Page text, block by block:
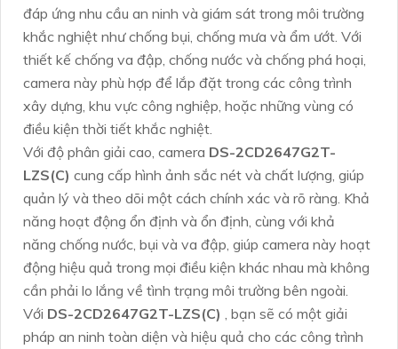
đáp ứng nhu cầu an ninh và giám sát trong môi trường
khắc nghiệt như chống bụi, chống mưa và ẩm ướt. Với
thiết kế chống va đập, chống nước và chống phá hoại,
camera này phù hợp để lắp đặt trong các công trình
xây dựng, khu vực công nghiệp, hoặc những vùng có
điều kiện thời tiết khắc nghiệt.
Với độ phân giải cao, camera DS-2CD2647G2T-
LZS(C) cung cấp hình ảnh sắc nét và chất lượng, giúp
quản lý và theo dõi một cách chính xác và rõ ràng. Khả
năng hoạt động ổn định và ổn định, cùng với khả
năng chống nước, bụi và va đập, giúp camera này hoạt
động hiệu quả trong mọi điều kiện khác nhau mà không
cần phải lo lắng về tình trạng môi trường bên ngoài.
Với DS-2CD2647G2T-LZS(C)
, bạn sẽ có một giải
pháp an ninh toàn diện và hiệu quả cho các công trình